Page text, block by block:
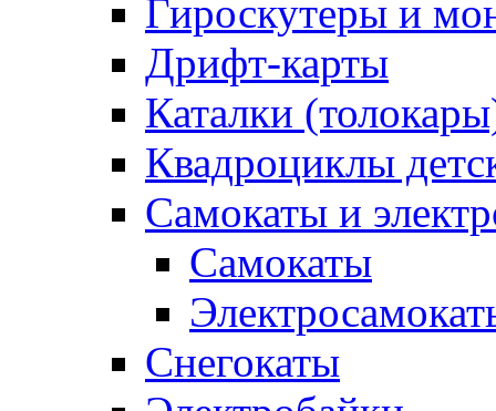
Гироскутеры и
Дрифт-карты
Каталки
Квадроциклы
Самокаты и
Самокаты
Снегокаты